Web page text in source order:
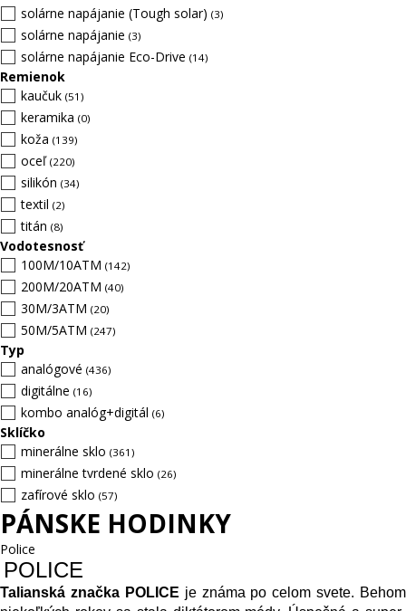
solárne napájanie (Tough solar) (3)
solárne napájanie (3)
solárne napájanie Eco-Drive (14)
Remienok
kaučuk (51)
keramika (0)
koža (139)
oceľ (220)
silikón (34)
textil (2)
titán (8)
Vodotesnosť
100M/10ATM (142)
200M/20ATM (40)
30M/3ATM (20)
50M/5ATM (247)
Typ
analógové (436)
digitálne (16)
kombo analóg+digitál (6)
Sklíčko
minerálne sklo (361)
minerálne tvrdené sklo (26)
zafírové sklo (57)
PÁNSKE HODINKY
Police
POLICE
Talianská značka POLICE je známa po celom svete. Behom